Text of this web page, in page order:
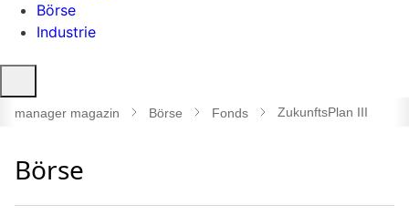
Börse
Industrie
öffnen
manager magazin Börse Fonds ZukunftsPlan III